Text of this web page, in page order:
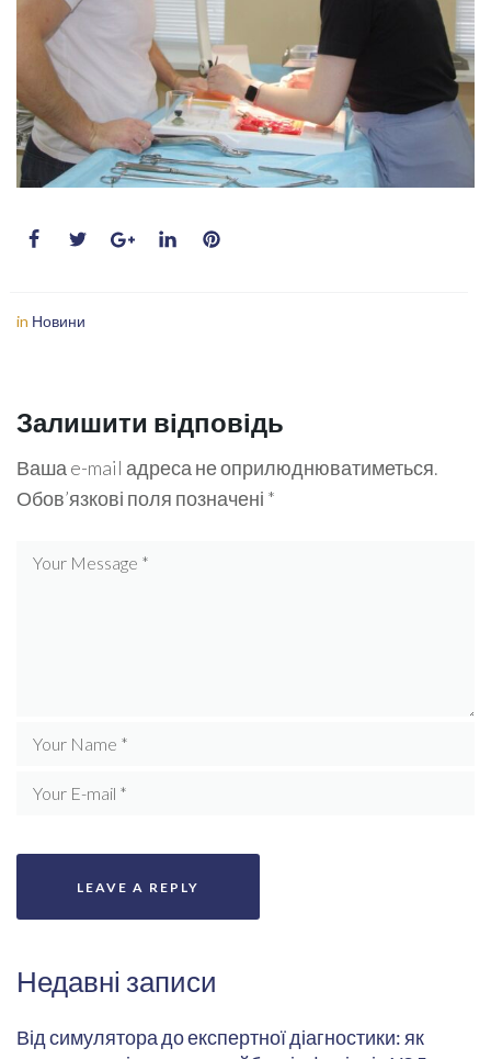
in Новини
Залишити відповідь
Ваша e-mail адреса не оприлюднюватиметься.
Обов’язкові поля позначені *
Недавні записи
Від симулятора до експертної діагностики: як